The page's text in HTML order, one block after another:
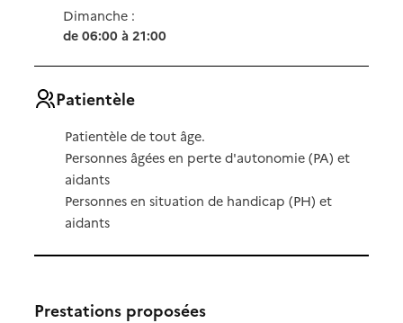
Dimanche :
de 06:00 à 21:00
Patientèle
Patientèle de tout âge.
Personnes âgées en perte d'autonomie (PA) et
aidants
Personnes en situation de handicap (PH) et
aidants
Prestations proposées